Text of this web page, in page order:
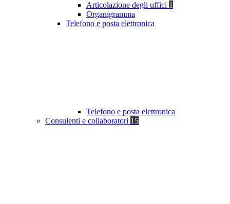
Articolazione degli uffici 1
Organigramma
Telefono e posta elettronica
Telefono e posta elettronica
Consulenti e collaboratori 15